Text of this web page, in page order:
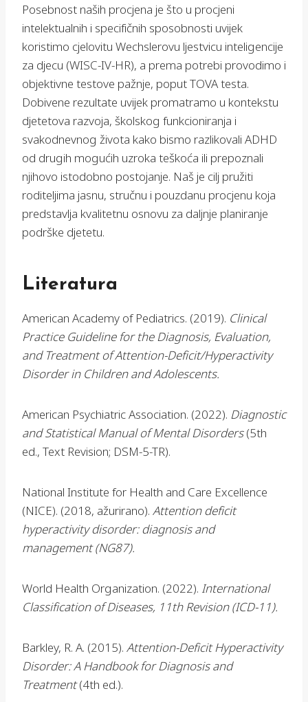
Posebnost naših procjena je što u procjeni
intelektualnih i specifičnih sposobnosti uvijek
koristimo cjelovitu Wechslerovu ljestvicu inteligencije
za djecu (WISC-IV-HR), a prema potrebi provodimo i
objektivne testove pažnje, poput TOVA testa.
Dobivene rezultate uvijek promatramo u kontekstu
djetetova razvoja, školskog funkcioniranja i
svakodnevnog života kako bismo razlikovali ADHD
od drugih mogućih uzroka teškoća ili prepoznali
njihovo istodobno postojanje. Naš je cilj pružiti
roditeljima jasnu, stručnu i pouzdanu procjenu koja
predstavlja kvalitetnu osnovu za daljnje planiranje
podrške djetetu.
Literatura
American Academy of Pediatrics. (2019). Clinical
Practice Guideline for the Diagnosis, Evaluation,
and Treatment of Attention-Deficit/Hyperactivity
Disorder in Children and Adolescents.
American Psychiatric Association. (2022). Diagnostic
and Statistical Manual of Mental Disorders(5th
ed., Text Revision; DSM-5-TR).
National Institute for Health and Care Excellence
(NICE). (2018, ažurirano). Attention deficit
hyperactivity disorder: diagnosis and
management (NG87).
World Health Organization. (2022). International
Classification of Diseases, 11th Revision (ICD-11).
Barkley, R. A. (2015). Attention-Deficit Hyperactivity
Disorder: A Handbook for Diagnosis and
Treatment(4th ed.).